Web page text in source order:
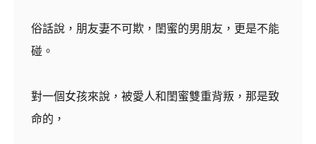
俗話說，朋友妻不可欺，閨蜜的男朋友，更是不能
碰。
對一個女孩來說，被愛人和閨蜜雙重背叛，那是致
命的，